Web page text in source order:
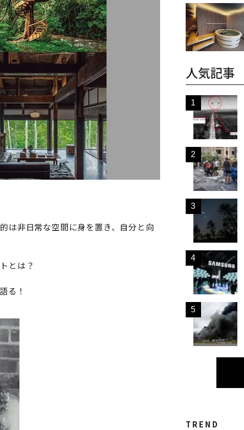
は非日常な空間に身を置き、自分と向
とは？
る！
人気記事
TREND